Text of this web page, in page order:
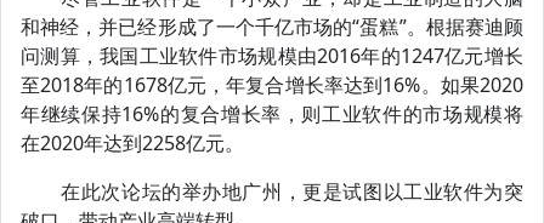
和神经，并已经形成了一个千亿市场的“蛋糕”。根据赛迪顾
问测算，我国工业软件市场规模由2016年的1247亿元增长
至2018年的1678亿元，年复合增长率达到16%。如果2020
年继续保持16%的复合增长率，则工业软件的市场规模将
在2020年达到2258亿元。
在此次论坛的举办地广州，更是试图以工业软件为突